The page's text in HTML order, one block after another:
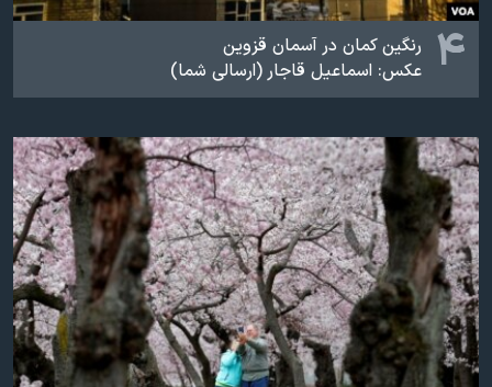
۴
رنگین کمان در آسمان قزوین
عکس: اسماعیل قاجار (ارسالی شما)